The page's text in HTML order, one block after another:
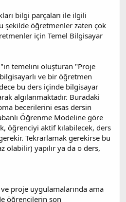
bilgi parçaları ile ilgili
şekilde öğretmenler zaten çok
için Temel Bilgisayar
temelini oluşturan "Proje
ve bir öğretmen
bu ders içinde bilgisayar
algılanmaktadır. Buradaki
becerilerini esas dersin
Öğrenme Modeline göre
öğrenciyi aktif kılabilecek, ders
Tekrarlamak gerekirse bu
olabilir) yapılır ya da o ders,
proje uygulamalarında ama
öğrencilerin son